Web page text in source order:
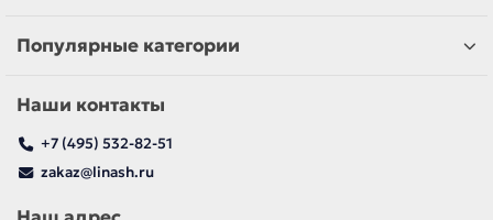
Популярные категории
Наши контакты
+7 (495) 532-82-51
zakaz@linash.ru